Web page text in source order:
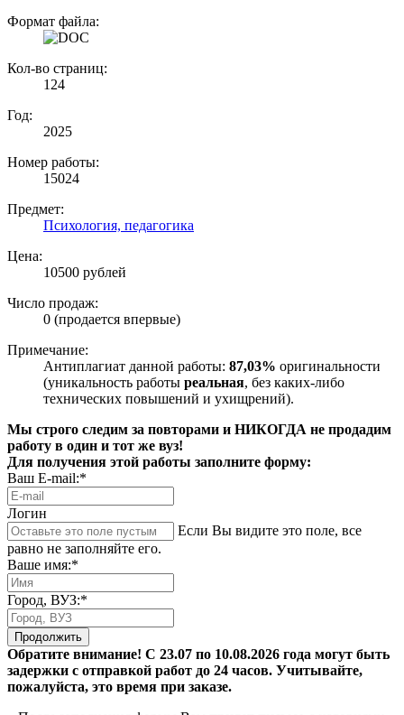
Формат файла:
Кол-во страниц:
124
Год:
2025
Номер работы:
15024
Предмет:
Психология, педагогика
Цена:
10500 рублей
Число продаж:
0 (продается впервые)
Примечание:
Антиплагиат данной работы: 87,03% оригинальности
(уникальность работы реальная, без каких-либо
технических повышений и ухищрений).
Мы строго следим за повторами и НИКОГДА не продадим
работу в один и тот же вуз!
Для получения этой работы заполните форму:
Ваш E-mail:*
Логин
Если Вы видите это поле, все
равно не заполняйте его.
Ваше имя:*
Город, ВУЗ:*
Продолжить
Обратите внимание! С 23.07 по 10.08.2026 года могут быть
задержки с отправкой работ до 24 часов. Учитывайте,
пожалуйста, это время при заказе.